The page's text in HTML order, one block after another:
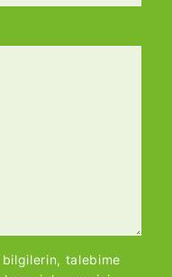
talebime